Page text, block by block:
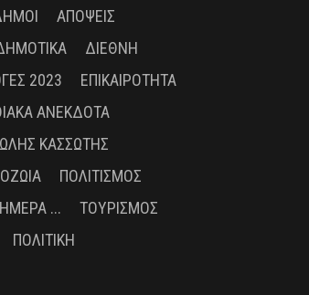
ΑΠΌΨΕΙΣ
ΔΙΕΘΝΉ
2023
ΕΠΙΚΑΙΡΌΤΗΤΑ
ΑΝΈΚΔΟΤΑ
ΚΑΣΣΏΤΗΣ
ΠΟΛΙΤΙΣΜΌΣ
...
ΤΟΥΡΙΣΜΌΣ
ΠΟΛΙΤΙΚΉ